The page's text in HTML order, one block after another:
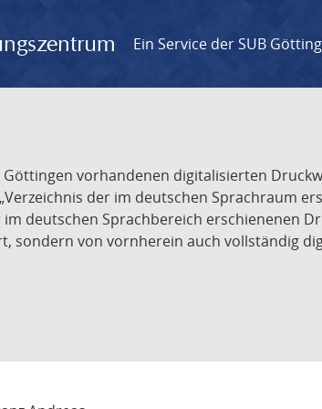
Ein Service der SUB
vorhandenen digitalisierten
der im deutschen Sprachraum
deutschen Sprachbereich erschienenen
sondern von vornherein auch vollständig